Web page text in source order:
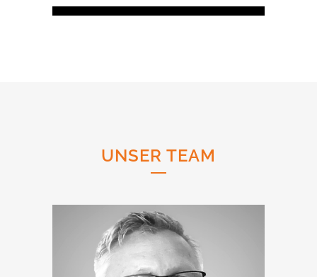
UNSER TEAM